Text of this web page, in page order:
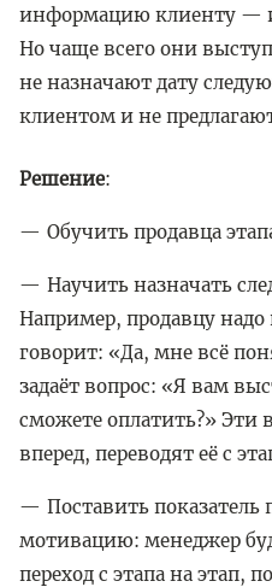
информацию клиенту —
Но чаще всего они
не назначают дату
клиентом и не
Решение:
Обучить продавца
Научить назначать
Например, продавцу
говорит: «Да, мне всё
задаёт вопрос: «Я вам
сможете оплатить?» Эти
вперед, переводят её с
Поставить показатель
мотивацию: менеджер
переход с этапа на этап,